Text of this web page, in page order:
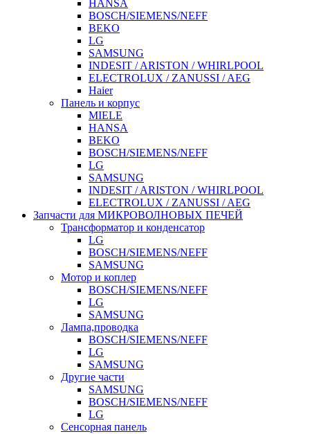
HANSA
BOSCH/SIEMENS/NEFF
BEKO
LG
SAMSUNG
INDESIT / ARISTON / WHIRLPOOL
ELECTROLUX / ZANUSSI / AEG
Haier
Панель и корпус
MIELE
HANSA
BEKO
BOSCH/SIEMENS/NEFF
LG
SAMSUNG
INDESIT / ARISTON / WHIRLPOOL
ELECTROLUX / ZANUSSI / AEG
Запчасти для МИКРОВОЛНОВЫХ ПЕЧЕЙ
Трансформатор и конденсатор
LG
BOSCH/SIEMENS/NEFF
SAMSUNG
Мотор и коплер
BOSCH/SIEMENS/NEFF
LG
SAMSUNG
Лампа,проводка
BOSCH/SIEMENS/NEFF
LG
SAMSUNG
Другие части
SAMSUNG
BOSCH/SIEMENS/NEFF
LG
Сенсорная панель